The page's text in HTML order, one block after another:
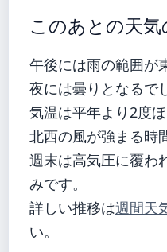
このあとの天気
午後には雨の範囲が
夜には曇りとなるで
気温は平年より2度ほ
北西の風が強まる時
週末は高気圧に覆わ
みです。
詳しい推移は週間天
い。